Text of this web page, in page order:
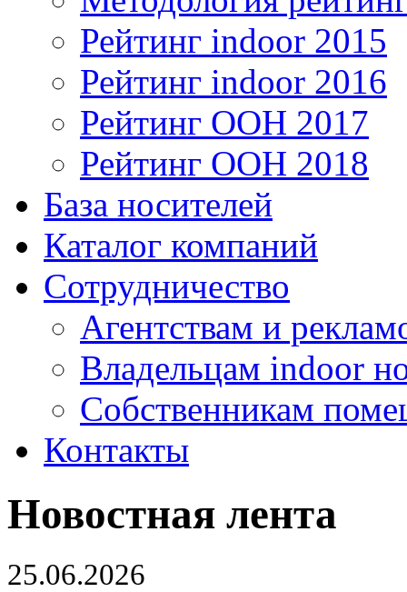
Рейтинг indoor 2015
Рейтинг indoor 2016
Рейтинг OOH 2017
Рейтинг OOH 2018
База носителей
Каталог компаний
Сотрудничество
Агентствам и
Владельцам indoor
Собственникам
Контакты
Новостная лента
25.06.2026